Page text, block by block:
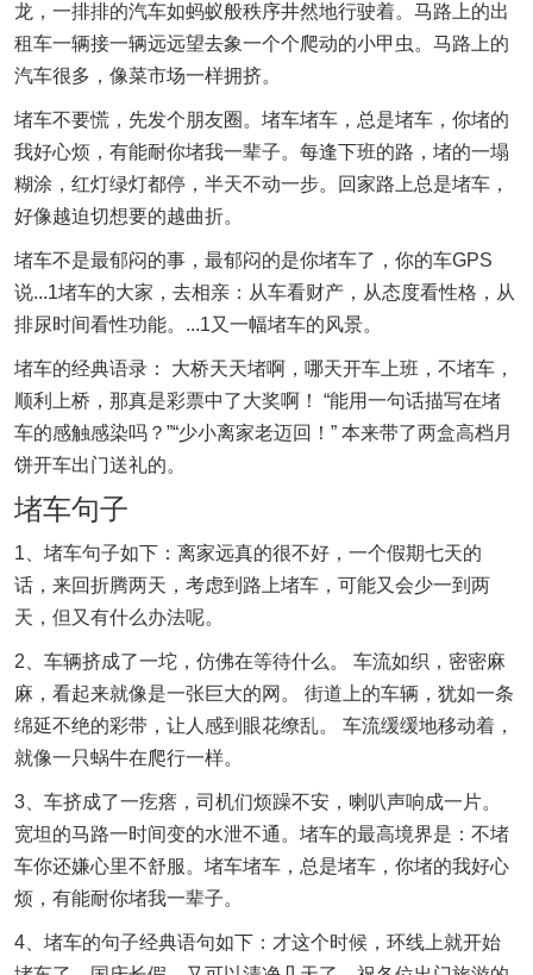
龙，一排排的汽车如蚂蚁般秩序井然地行驶着。马路上的出
租车一辆接一辆远远望去象一个个爬动的小甲虫。马路上的
汽车很多，像菜市场一样拥挤。
堵车不要慌，先发个朋友圈。堵车堵车，总是堵车，你堵的
我好心烦，有能耐你堵我一辈子。每逢下班的路，堵的一塌
糊涂，红灯绿灯都停，半天不动一步。回家路上总是堵车，
好像越迫切想要的越曲折。
堵车不是最郁闷的事，最郁闷的是你堵车了，你的车GPS
说...1堵车的大家，去相亲：从车看财产，从态度看性格，从
排尿时间看性功能。...1又一幅堵车的风景。
堵车的经典语录： 大桥天天堵啊，哪天开车上班，不堵车，
顺利上桥，那真是彩票中了大奖啊！ “能用一句话描写在堵
车的感触感染吗？”“少小离家老迈回！” 本来带了两盒高档月
饼开车出门送礼的。
堵车句子
1、堵车句子如下：离家远真的很不好，一个假期七天的
话，来回折腾两天，考虑到路上堵车，可能又会少一到两
天，但又有什么办法呢。
2、车辆挤成了一坨，仿佛在等待什么。 车流如织，密密麻
麻，看起来就像是一张巨大的网。 街道上的车辆，犹如一条
绵延不绝的彩带，让人感到眼花缭乱。 车流缓缓地移动着，
就像一只蜗牛在爬行一样。
3、车挤成了一疙瘩，司机们烦躁不安，喇叭声响成一片。
宽坦的马路一时间变的水泄不通。堵车的最高境界是：不堵
车你还嫌心里不舒服。堵车堵车，总是堵车，你堵的我好心
烦，有能耐你堵我一辈子。
4、堵车的句子经典语句如下：才这个时候，环线上就开始